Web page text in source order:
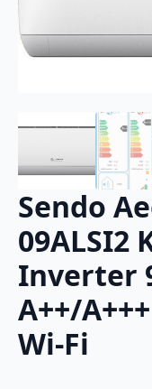
Sendo
09ALSI2
Inverter
A++/
Wi-Fi